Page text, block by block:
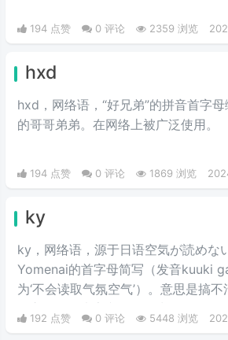
194 点赞 0 评论 2359 浏览
hxd
hxd，网络语，“好兄弟”的拼音首字
的哥哥弟弟。在网络上被广泛使用。
194 点赞 0 评论 1869 浏览
ky
ky，网络语，源于日语空気が読めな
Yomenai的首字母简写（发音kuuki
为‘不会读取气氛空气’）。意思是搞
发言而扫了大家兴致的行为。
192 点赞 0 评论 5448 浏览